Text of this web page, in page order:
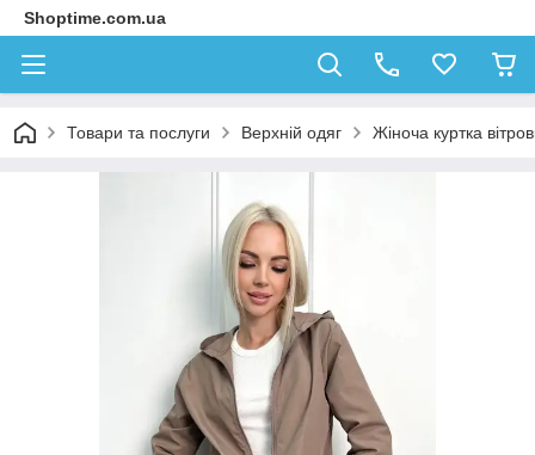
Shoptime.com.ua
Товари та послуги Верхній одяг Жіноча куртка